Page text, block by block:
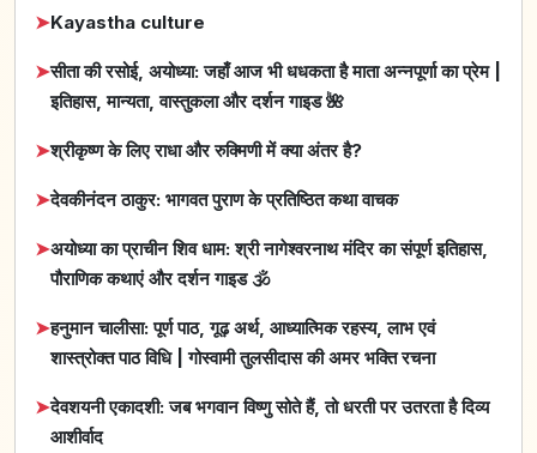
➤Kayastha culture
➤सीता की रसोई, अयोध्या: जहाँ आज भी धधकता है माता अन्नपूर्णा का प्रेम |
इतिहास, मान्यता, वास्तुकला और दर्शन गाइड 🌺
➤श्रीकृष्ण के लिए राधा और रुक्मिणी में क्या अंतर है?
➤देवकीनंदन ठाकुर: भागवत पुराण के प्रतिष्ठित कथा वाचक
➤अयोध्या का प्राचीन शिव धाम: श्री नागेश्वरनाथ मंदिर का संपूर्ण इतिहास,
पौराणिक कथाएं और दर्शन गाइड 🕉️
➤हनुमान चालीसा: पूर्ण पाठ, गूढ़ अर्थ, आध्यात्मिक रहस्य, लाभ एवं
शास्त्रोक्त पाठ विधि | गोस्वामी तुलसीदास की अमर भक्ति रचना
➤देवशयनी एकादशी: जब भगवान विष्णु सोते हैं, तो धरती पर उतरता है दिव्य
आशीर्वाद